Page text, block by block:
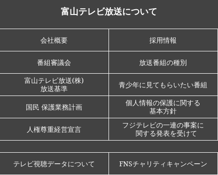
富山テレビ放送について
会社概要 採用情報
番組審議会
放送番組の種別
富山テレビ放送(株)
放送基準
青少年に見てもらいたい番組
国民 保護業務計画
個人情報の保護に関する
基本方針
人権尊重経営宣言
フジテレビの一連の事案に
関する発表を受けて
テレビ視聴データについて FNSチャリティキャンペーン